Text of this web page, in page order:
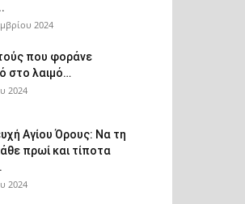
2024
που φοράνε
στο λαιμό…
2024
Αγίου Όρους: Να τη
πρωί και τίποτα
2024